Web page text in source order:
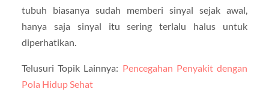
tubuh biasanya sudah memberi sinyal sejak awal,
hanya saja sinyal itu sering terlalu halus untuk
diperhatikan.
Telusuri Topik Lainnya: Pencegahan Penyakit dengan
Pola Hidup Sehat